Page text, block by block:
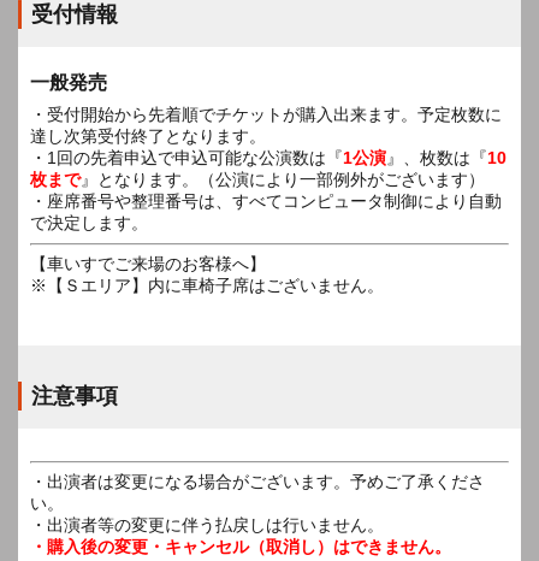
受付情報
一般発売
・受付開始から先着順でチケットが購入出来ます。予定枚数に
達し次第受付終了となります。
・1回の先着申込で申込可能な公演数は『1公演』、枚数は『10
枚まで』となります。（公演により一部例外がございます）
・座席番号や整理番号は、すべてコンピュータ制御により自動
で決定します。
【車いすでご来場のお客様へ】
※【Ｓエリア】内に車椅子席はございません。
注意事項
・出演者は変更になる場合がございます。予めご了承くださ
い。
・出演者等の変更に伴う払戻しは行いません。
・購入後の変更・キャンセル（取消し）はできません。